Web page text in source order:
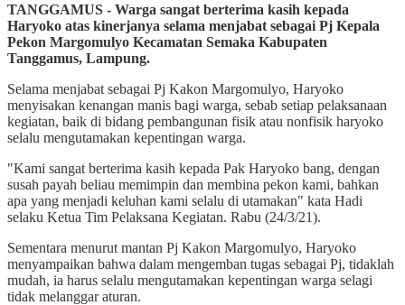
TANGGAMUS - Warga sangat berterima kasih kepada
Haryoko atas kinerjanya selama menjabat sebagai Pj Kepala
Pekon Margomulyo Kecamatan Semaka Kabupaten
Tanggamus, Lampung.
Selama menjabat sebagai Pj Kakon Margomulyo, Haryoko
menyisakan kenangan manis bagi warga, sebab setiap pelaksanaan
kegiatan, baik di bidang pembangunan fisik atau nonfisik haryoko
selalu mengutamakan kepentingan warga.
"Kami sangat berterima kasih kepada Pak Haryoko bang, dengan
susah payah beliau memimpin dan membina pekon kami, bahkan
apa yang menjadi keluhan kami selalu di utamakan" kata Hadi
selaku Ketua Tim Pelaksana Kegiatan. Rabu (24/3/21).
Sementara menurut mantan Pj Kakon Margomulyo, Haryoko
menyampaikan bahwa dalam mengemban tugas sebagai Pj, tidaklah
mudah, ia harus selalu mengutamakan kepentingan warga selagi
tidak melanggar aturan.